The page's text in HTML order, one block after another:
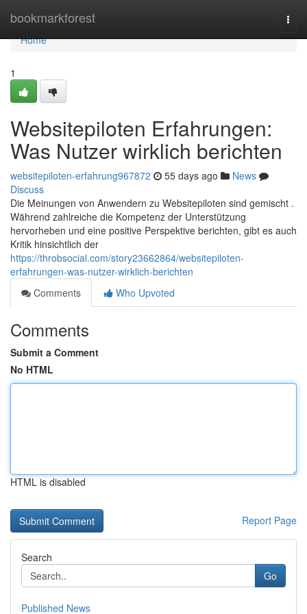
bookmarkforest
Home
Home
1
Websitepiloten Erfahrungen:
Was Nutzer wirklich berichten
websitepiloten-erfahrung967872 55 days ago
News
Discuss
Die Meinungen von Anwendern zu Websitepiloten sind gemischt .
Während zahlreiche die Kompetenz der Unterstützung
hervorheben und eine positive Perspektive berichten, gibt es auch
Kritik hinsichtlich der
https://throbsocial.com/story23662864/websitepiloten-
erfahrungen-was-nutzer-wirklich-berichten
Comments
Who Upvoted
Comments
Submit a Comment
No HTML
HTML is disabled
Report Page
Search
Go
Published News